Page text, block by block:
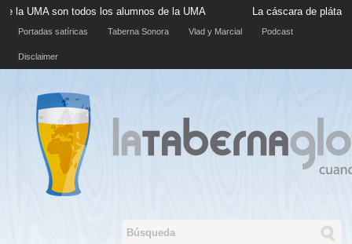
son todos los alumnos de la UMA La cáscara de plátano
Portadas satíricas Taberna Sonora Vlad y Marcial Podcast
Disclaimer